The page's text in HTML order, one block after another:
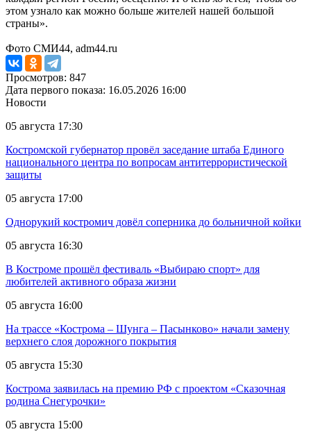
этом узнало как можно больше жителей нашей большой
страны».
Фото СМИ44, adm44.ru
Просмотров: 847
Дата первого показа: 16.05.2026 16:00
Новости
05 августа 17:30
Костромской губернатор провёл заседание штаба Единого
национального центра по вопросам антитеррористической
защиты
05 августа 17:00
Однорукий костромич довёл соперника до больничной койки
05 августа 16:30
В Костроме прошёл фестиваль «Выбираю спорт» для
любителей активного образа жизни
05 августа 16:00
На трассе «Кострома – Шунга – Пасынково» начали замену
верхнего слоя дорожного покрытия
05 августа 15:30
Кострома заявилась на премию РФ с проектом «Сказочная
родина Снегурочки»
05 августа 15:00